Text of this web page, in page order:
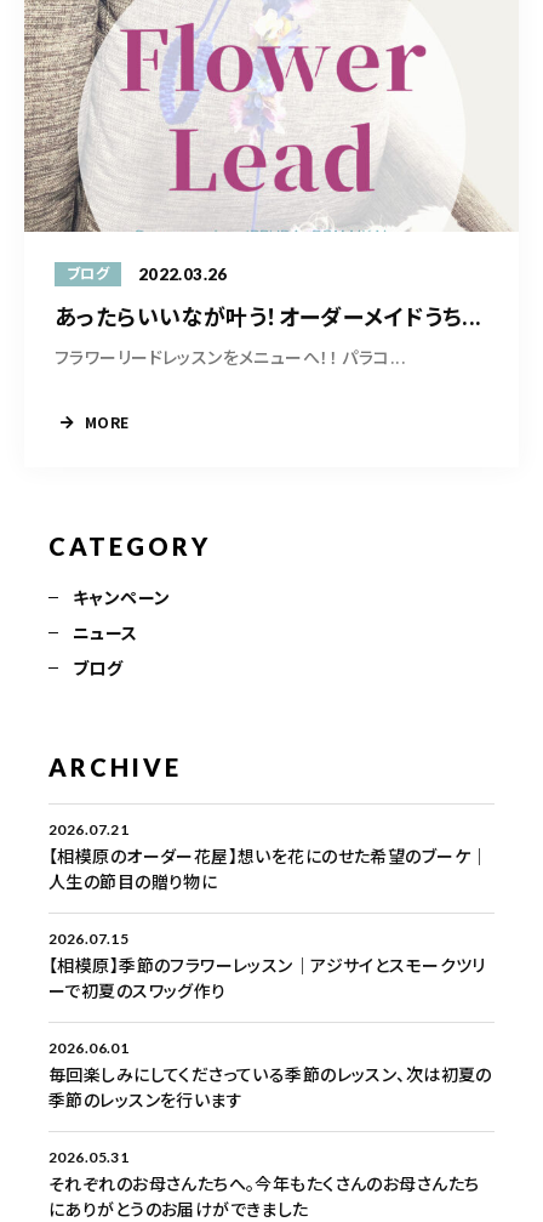
ブログ 2022.03.26
あったらいいなが叶う！オーダーメイドうち...
フラワーリードレッスンをメニューへ！！ パラコ...
MORE
CATEGORY
キャンペーン
ニュース
ブログ
ARCHIVE
2026.07.21
【相模原のオーダー花屋】想いを花にのせた希望のブーケ｜
人生の節目の贈り物に
2026.07.15
【相模原】季節のフラワーレッスン｜アジサイとスモークツリ
ーで初夏のスワッグ作り
2026.06.01
毎回楽しみにしてくださっている季節のレッスン、次は初夏の
季節のレッスンを行います
2026.05.31
それぞれのお母さんたちへ。今年もたくさんのお母さんたち
にありがとうのお届けができました